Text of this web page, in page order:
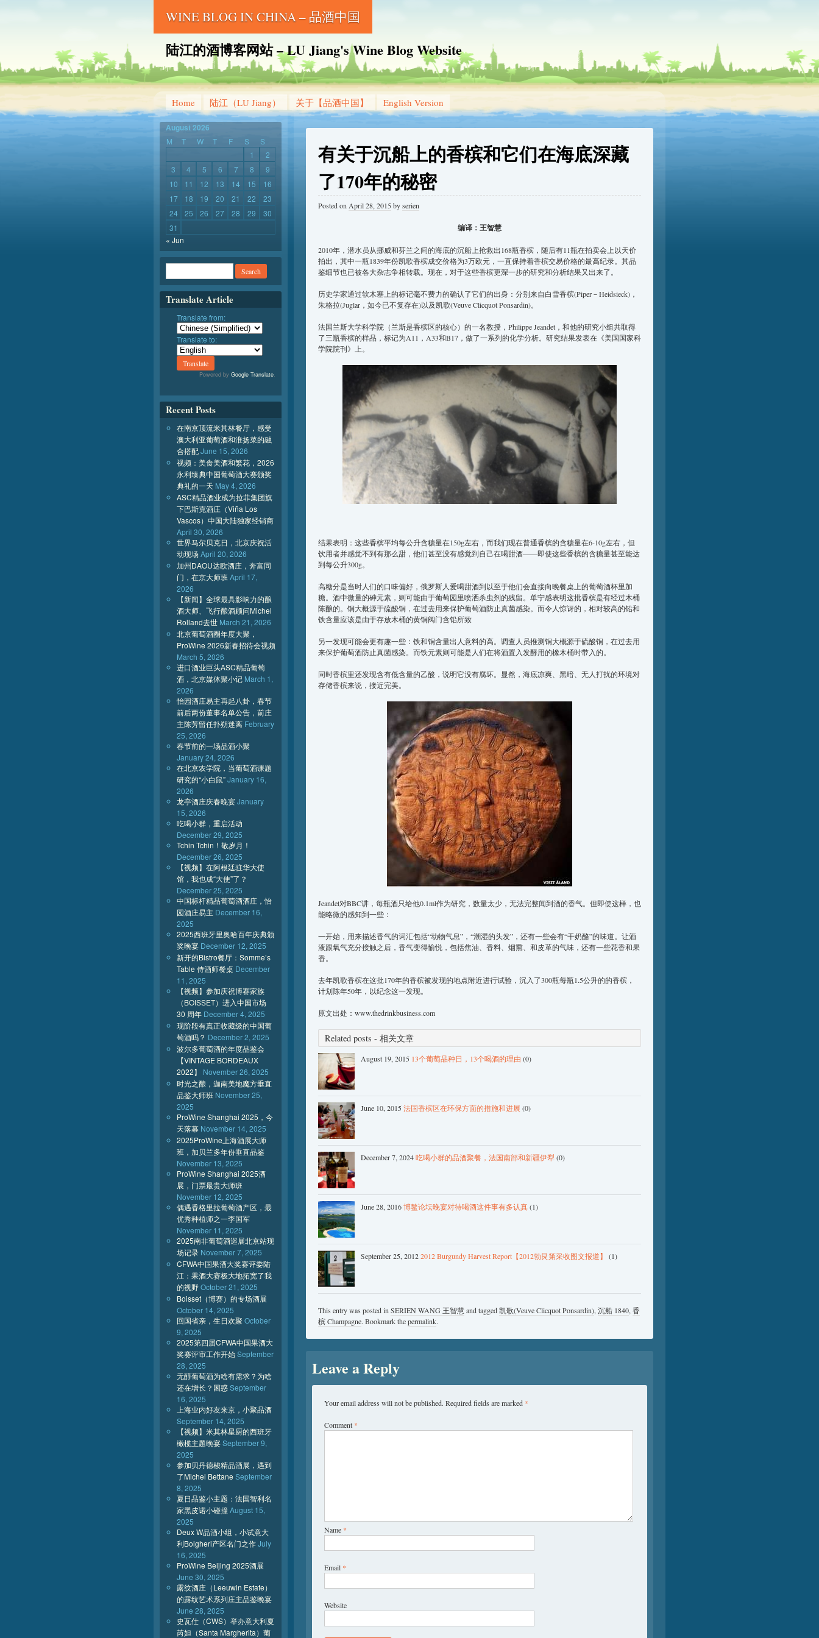
WINE BLOG IN CHINA – 品酒中国
陆江的酒博客网站 – LU Jiang's Wine Blog Website
Home 陆江（LU Jiang） 关于【品酒中国】 English Version
有关于沉船上的香槟和它们在海底深藏
了170年的秘密
Posted on April 28, 2015byserien
编译：王智慧
2010年，潜水员从挪威和芬兰之间的海底的沉船上抢救出168瓶香槟，随后有11瓶在拍卖会上以天价
拍出，其中一瓶1839年份凯歌香槟成交价格为3万欧元，一直保持着香槟交易价格的最高纪录。其品
鉴细节也已被各大杂志争相转载。现在，对于这些香槟更深一步的研究和分析结果又出来了。
历史学家通过软木塞上的标记毫不费力的确认了它们的出身：分别来自白雪香槟(Piper－Heidsieck)，
朱格拉(Juglar，如今已不复存在)以及凯歌(Veuve Clicquot Ponsardin)。
法国兰斯大学科学院（兰斯是香槟区的核心）的一名教授，Philippe Jeandet，和他的研究小组共取得
了三瓶香槟的样品，标记为A11，A33和B17，做了一系列的化学分析。研究结果发表在《美国国家科
学院院刊》上。
结果表明：这些香槟平均每公升含糖量在150g左右，而我们现在普通香槟的含糖量在6-10g左右，但
饮用者并感觉不到有那么甜，他们甚至没有感觉到自己在喝甜酒——即使这些香槟的含糖量甚至能达
到每公升300g。
高糖分是当时人们的口味偏好，俄罗斯人爱喝甜酒到以至于他们会直接向晚餐桌上的葡萄酒杯里加
糖。酒中微量的砷元素，则可能由于葡萄园里喷洒杀虫剂的残留。单宁感表明这批香槟是有经过木桶
陈酿的。铜大概源于硫酸铜，在过去用来保护葡萄酒防止真菌感染。而令人惊讶的，相对较高的铅和
铁含量应该是由于存放木桶的黄铜阀门含铅所致
另一发现可能会更有趣一些：铁和铜含量出人意料的高。调查人员推测铜大概源于硫酸铜，在过去用
来保护葡萄酒防止真菌感染。而铁元素则可能是人们在将酒置入发酵用的橡木桶时带入的。
同时香槟里还发现含有低含量的乙酸，说明它没有腐坏。显然，海底凉爽、黑暗、无人打扰的环境对
存储香槟来说，接近完美。
Jeandet对BBC讲，每瓶酒只给他0.1ml作为研究，数量太少，无法完整闻到酒的香气。但即使这样，也
能略微的感知到一些：
一开始，用来描述香气的词汇包括“动物气息”，“潮湿的头发”，还有一些会有“干奶酪”的味道。让酒
液跟氧气充分接触之后，香气变得愉悦，包括焦油、香料、烟熏、和皮革的气味，还有一些花香和果
香。
去年凯歌香槟在这批170年的香槟被发现的地点附近进行试验，沉入了300瓶每瓶1.5公升的的香槟，
计划陈年50年，以纪念这一发现。
原文出处：www.thedrinkbusiness.com
Related posts - 相关文章
August 19, 2015 13个葡萄品种日，13个喝酒的理由 (0)
June 10, 2015法国香槟区在环保方面的措施和进展 (0)
December 7, 2024吃喝小群的品酒聚餐，法国南部和新疆伊犁 (0)
June 28, 2016博鳌论坛晚宴对待喝酒这件事有多认真(1)
September 25, 20122012 Burgundy Harvest Report【2012勃艮第采收图文报道】 (1)
This entry was posted in SERIEN WANG 王智慧and tagged凯歌(Veuve Clicquot Ponsardin), 沉船 1840, 香
槟 Champagne. Bookmark thepermalink.
Leave a Reply
Your email address will not be published. Required fields are marked *
Comment *
Name *
Email *
Website
August 2026
M T W T F S
S
1
2
3
4 5 6 7 8
9
10
11 12 13 14 15
16
17
18 19 20 21 22
23
24
25 26 27 28 29
30
31
« Jun
Translate Article
Translate from:
Translate to:
Powered by Google Translate.
Recent Posts
在南京顶流米其林餐厅，感受
澳大利亚葡萄酒和淮扬菜的融
合搭配June 15, 2026
视频：美食美酒和繁花，2026
永利臻典中国葡萄酒大赛颁奖
典礼的一天 May 4, 2026
ASC精品酒业成为拉菲集团旗
下巴斯克酒庄（Viña Los
Vascos）中国大陆独家经销商
April 30, 2026
世界马尔贝克日，北京庆祝活
动现场April 20, 2026
加州DAOU达欧酒庄，奔富同
门，在京大师班 April 17,
2026
【新闻】全球最具影响力的酿
酒大师、飞行酿酒顾问Michel
Rolland去世 March 21, 2026
北京葡萄酒圈年度大聚，
ProWine 2026新春招待会视频
March 5, 2026
进口酒业巨头ASC精品葡萄
酒，北京媒体聚小记 March 1,
2026
怡园酒庄易主再起八卦，春节
前后两份董事名单公告，前庄
主陈芳留任扑朔迷离 February
25, 2026
春节前的一场品酒小聚
January 24, 2026
在北京农学院，当葡萄酒课题
研究的“小白鼠”January 16,
2026
龙亭酒庄庆春晚宴January
15, 2026
吃喝小群，重启活动
December 29, 2025
Tchin Tchin！敬岁月！
December 26, 2025
【视频】在阿根廷驻华大使
馆，我也成“大使”了？
December 25, 2025
中国标杆精品葡萄酒酒庄，怡
园酒庄易主 December 16,
2025
2025西班牙里奥哈百年庆典颁
奖晚宴 December 12, 2025
新开的Bistro餐厅：Somme’s
Table 侍酒师餐桌 December
11, 2025
【视频】参加庆祝博赛家族
（BOISSET）进入中国市场
30 周年 December 4, 2025
现阶段有真正收藏级的中国葡
萄酒吗？ December 2, 2025
波尔多葡萄酒的年度品鉴会
【VINTAGE BORDEAUX
2022】
November 26, 2025
时光之酿，迦南美地魔方垂直
品鉴大师班 November 25,
2025
ProWine Shanghai 2025，今
天落幕 November 14, 2025
2025ProWine上海酒展大师
班，加贝兰多年份垂直品鉴
November 13, 2025
ProWine Shanghai 2025酒
展，门票最贵大师班
November 12, 2025
偶遇香格里拉葡萄酒产区，最
优秀种植师之一李国军
November 11, 2025
2025南非葡萄酒巡展北京站现
场记录 November 7, 2025
CFWA中国果酒大奖赛评委陆
江：果酒大赛极大地拓宽了我
的视野October 21, 2025
Boisset（博赛）的专场酒展
October 14, 2025
回国省亲，生日欢聚 October
9, 2025
2025第四届CFWA中国果酒大
奖赛评审工作开始September
28, 2025
无醇葡萄酒为啥有需求？为啥
还在增长？困惑September
16, 2025
上海业内好友来京，小聚品酒
September 14, 2025
【视频】米其林星厨的西班牙
橄榄主题晚宴September 9,
2025
参加贝丹德梭精品酒展，遇到
了Michel Bettane September
8, 2025
夏日品鉴小主题：法国智利名
家黑皮诺小碰撞August 15,
2025
Deux W品酒小组，小试意大
利Bolgheri产区名门之作July
16, 2025
ProWine Beijing 2025酒展
June 30, 2025
露纹酒庄（Leeuwin Estate）
的露纹艺术系列庄主品鉴晚宴
June 28, 2025
史瓦仕（CWS）举办意大利夏
芮妲（Santa Margherita）葡